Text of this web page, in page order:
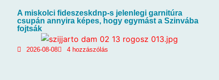
A miskolci fideszeskdnp-s jelenlegi garnitúra
csupán annyira képes, hogy egymást a Szinvába
fojtsák
2026-08-08 4 hozzászólás